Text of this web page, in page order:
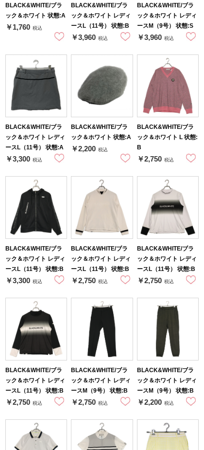
BLACK&WHITE/ブラ
ック＆ホワイト 状態:A
￥1,760 税込
BLACK&WHITE/ブラ
ック＆ホワイト レディ
ースL（11号） 状態:B
￥3,960 税込
BLACK&WHITE/ブラ
ック＆ホワイト レディ
ースM（9号） 状態:S
￥3,960 税込
BLACK&WHITE/ブラ
ック＆ホワイト レディ
ースL（11号） 状態:A
￥3,300 税込
BLACK&WHITE/ブラ
ック＆ホワイト 状態:A
￥2,200 税込
BLACK&WHITE/ブラ
ック＆ホワイト L 状態:
B
￥2,750 税込
BLACK&WHITE/ブラ
ック＆ホワイト レディ
ースL（11号） 状態:B
￥3,300 税込
BLACK&WHITE/ブラ
ック＆ホワイト レディ
ースL（11号） 状態:B
￥2,750 税込
BLACK&WHITE/ブラ
ック＆ホワイト レディ
ースL（11号） 状態:B
￥2,750 税込
BLACK&WHITE/ブラ
ック＆ホワイト レディ
ースL（11号） 状態:B
￥2,750 税込
BLACK&WHITE/ブラ
ック＆ホワイト レディ
ースM（9号） 状態:B
￥2,750 税込
BLACK&WHITE/ブラ
ック＆ホワイト レディ
ースM（9号） 状態:B
￥2,200 税込